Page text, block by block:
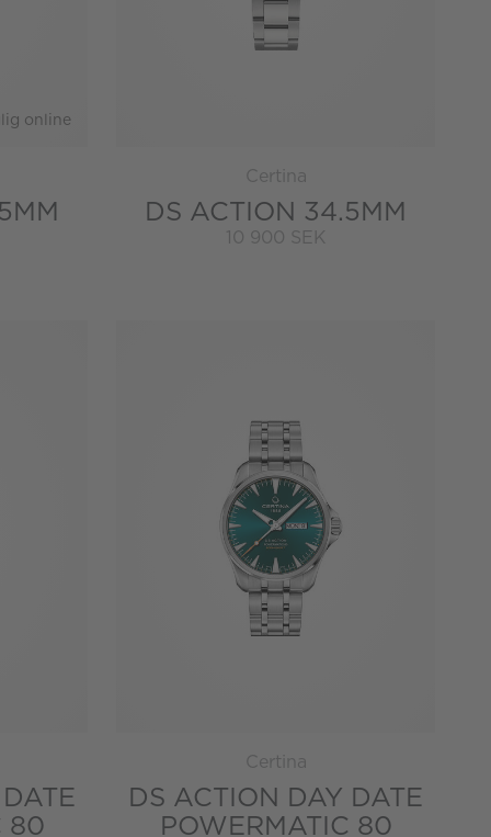
online
Certina
DS ACTION 34.5MM
10 900 SEK
80
Certina
DS ACTION DAY DATE
POWERMATIC 80